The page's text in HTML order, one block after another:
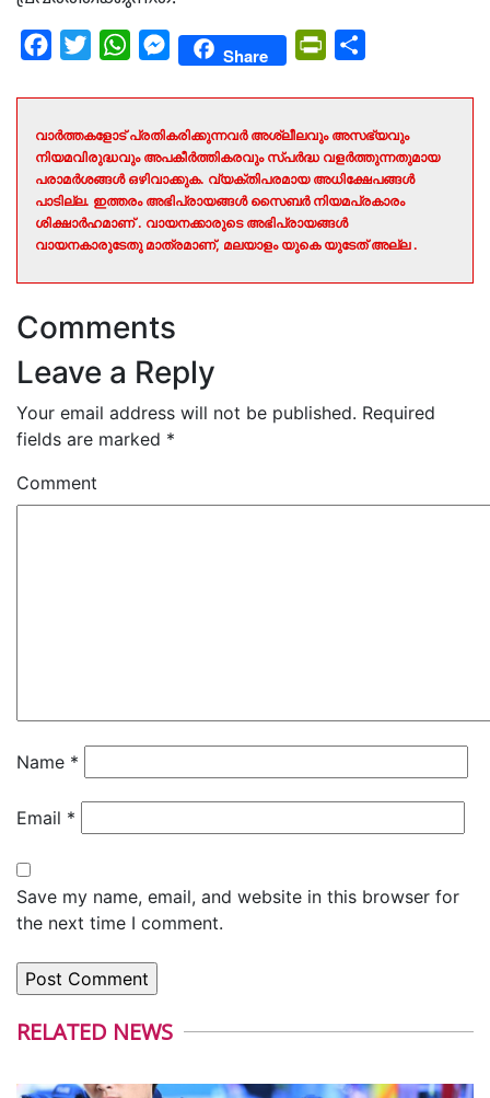
Facebook
Twitter WhatsAppMessengerShare PrintFriendly
വാർത്തകളോട് പ്രതികരിക്കുന്നവർ അശ്ലീലവും അസഭ്യവും
നിയമവിരുദ്ധവും അപകീർത്തികരവും സ്പർദ്ധ വളർത്തുന്നതുമായ
പരാമർശങ്ങൾ ഒഴിവാക്കുക. വ്യക്തിപരമായ അധിക്ഷേപങ്ങൾ
പാടില്ല. ഇത്തരം അഭിപ്രായങ്ങൾ സൈബർ നിയമപ്രകാരം
ശിക്ഷാർഹമാണ് . വായനക്കാരുടെ അഭിപ്രായങ്ങൾ
വായനകാരുടേതു മാത്രമാണ്, മലയാളം യുകെ യുടേത് അല്ല .
Comments
Leave a Reply
Your email address will not be published. Required
fields are marked *
Comment
Name *
Email *
Save my name, email, and website in this browser for
the next time I comment.
RELATED NEWS